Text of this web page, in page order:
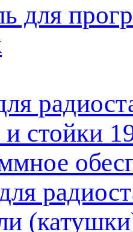
для
стойки